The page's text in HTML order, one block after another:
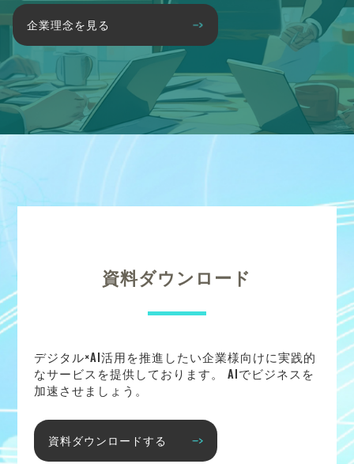
企業理念を見る
資料ダウンロード
デジタル×AI活用を推進したい企業様向けに実践的
なサービスを提供しております。 AIでビジネスを
加速させましょう。
資料ダウンロードする